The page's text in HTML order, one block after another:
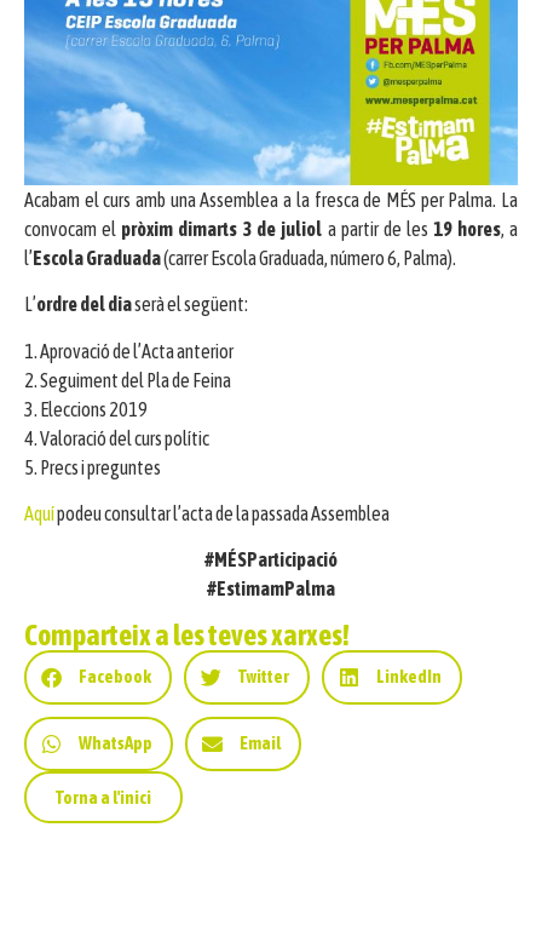
Acabam el curs amb una Assemblea a la fresca de MÉS per Palma. La
convocam el pròxim dimarts 3 de juliol a partir de les 19 hores, a
l’Escola Graduada(carrer Escola Graduada, número 6, Palma).
L’ordre del diaserà el següent:
1. Aprovació de l’Acta anterior
2. Seguiment del Pla de Feina
3. Eleccions 2019
4. Valoració del curs polític
5. Precs i preguntes
Aquípodeu consultar l’acta de la passada Assemblea
#MÉSParticipació
#EstimamPalma
Comparteix a les teves xarxes!
Facebook Twitter LinkedIn
WhatsApp Email
Torna a l'inici